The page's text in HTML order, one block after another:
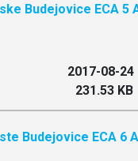
Budejovice ECA 5
2017-08-24
231.53 KB
Budejovice ECA 6